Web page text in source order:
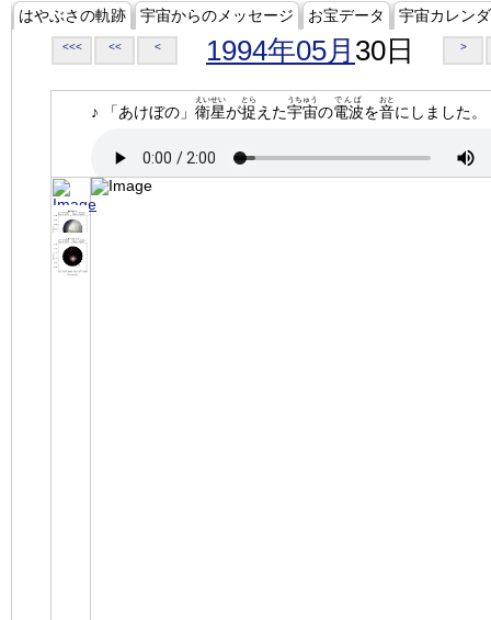
はやぶさの軌跡 宇宙からのメッセージ お宝データ 宇宙カレン
<<< << < 1994年05月 30日 >
♪ 「あけぼの」 衛星
えいせい
が捉
とら
えた宇宙
うちゅう
の電波
でんぱ
を音
おと
にしました。